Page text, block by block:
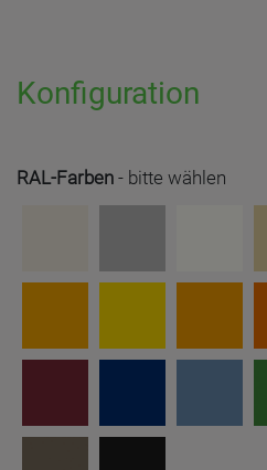
Konfiguration
RAL-Farben - bitte wählen